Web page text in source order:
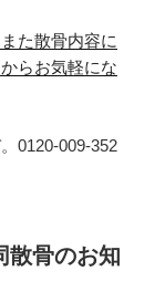
た散骨内容に
らお気軽にな
0120-009-352
散骨のお知